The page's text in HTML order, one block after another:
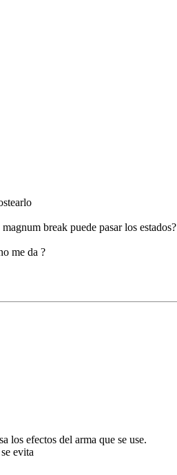
break puede pasar los estados?
me da ?
los efectos del arma que se use.
evita